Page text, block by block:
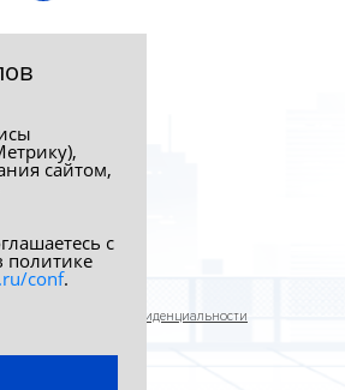
Политика конфиденциальности
сайтом,
с
политике
conf.